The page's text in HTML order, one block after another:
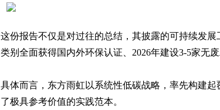
这份报告不仅是对过往的总结，其披露的可持续发
类别全面获得国内外环保认证、2026年建设3-5家无
具体而言，东方雨虹以系统性低碳战略，率先构建
了极具参考价值的实践范本。